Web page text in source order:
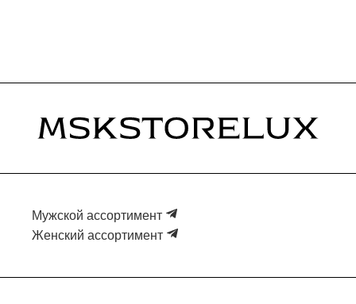
Мужской ассортимент
Женский ассортимент